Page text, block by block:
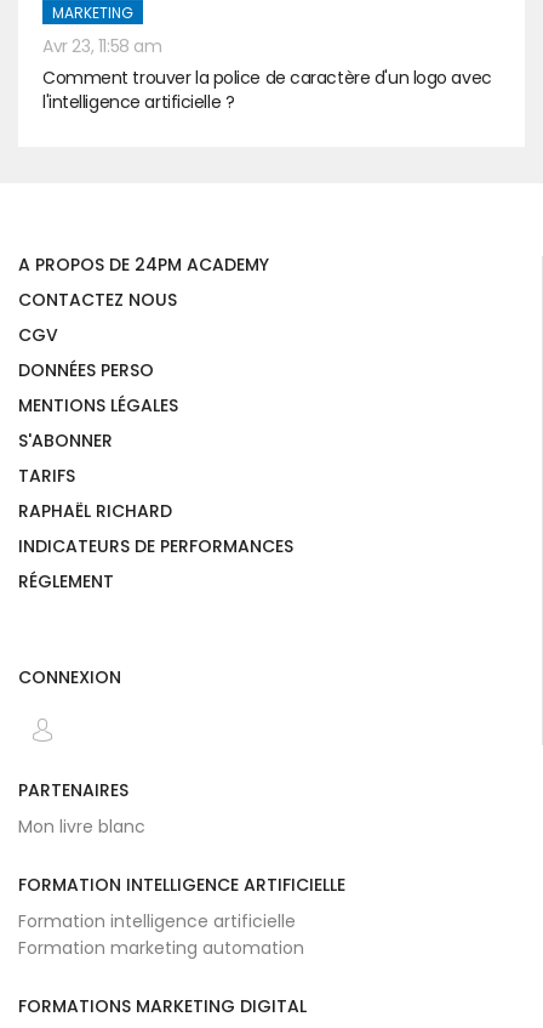
MARKETING
Avr 23, 11:58 am
Comment trouver la police de caractère d'un logo avec
l'intelligence artificielle ?
A PROPOS DE 24PM ACADEMY
CONTACTEZ NOUS
CGV
DONNÉES PERSO
MENTIONS LÉGALES
S'ABONNER
TARIFS
RAPHAËL RICHARD
INDICATEURS DE PERFORMANCES
RÉGLEMENT
CONNEXION
PARTENAIRES
Mon livre blanc
FORMATION INTELLIGENCE ARTIFICIELLE
Formation intelligence artificielle
Formation marketing automation
FORMATIONS MARKETING DIGITAL